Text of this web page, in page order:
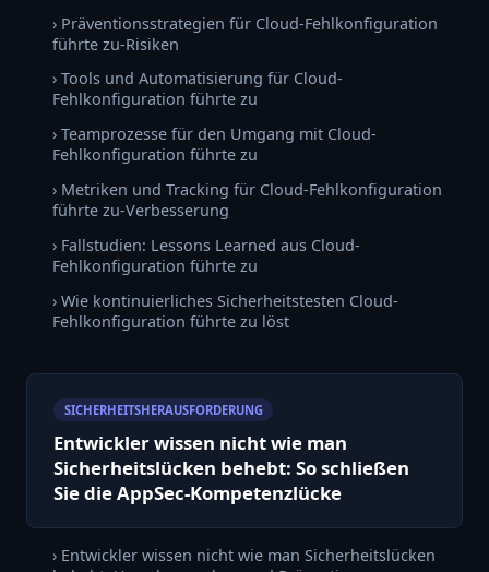
› Präventionsstrategien für Cloud-Fehlkonfiguration
führte zu-Risiken
› Tools und Automatisierung für Cloud-
Fehlkonfiguration führte zu
› Teamprozesse für den Umgang mit Cloud-
Fehlkonfiguration führte zu
› Metriken und Tracking für Cloud-Fehlkonfiguration
führte zu-Verbesserung
› Fallstudien: Lessons Learned aus Cloud-
Fehlkonfiguration führte zu
› Wie kontinuierliches Sicherheitstesten Cloud-
Fehlkonfiguration führte zu löst
SICHERHEITSHERAUSFORDERUNG
Entwickler wissen nicht wie man
Sicherheitslücken behebt: So schließen
Sie die AppSec-Kompetenzlücke
› Entwickler wissen nicht wie man Sicherheitslücken